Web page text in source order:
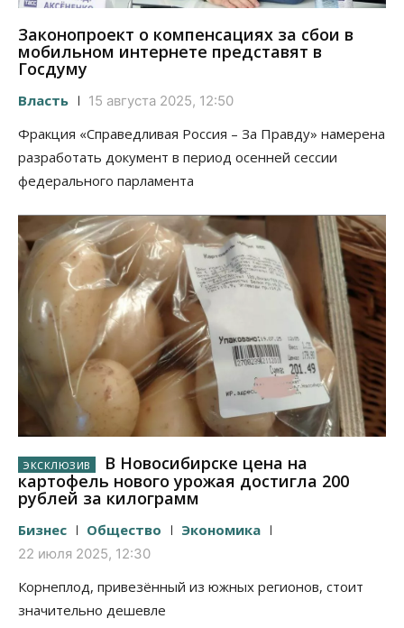
Законопроект о компенсациях за сбои в
мобильном интернете представят в
Госдуму
Власть 15 августа 2025, 12:50
Фракция «Справедливая Россия – За Правду» намерена
разработать документ в период осенней сессии
федерального парламента
В Новосибирске цена на
картофель нового урожая достигла 200
рублей за килограмм
Бизнес Общество Экономика
22 июля 2025, 12:30
Корнеплод, привезённый из южных регионов, стоит
значительно дешевле